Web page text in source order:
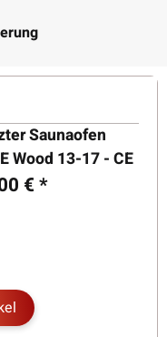
Saunaofen
Wood 13-17 - CE
€*